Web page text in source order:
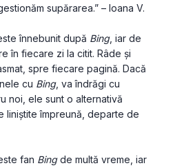
supărarea.” – Ioana V.
înnebunit după Bing, iar de
în fiecare zi la citit. Râde și
spre fiecare pagină. Dacă
cu Bing, va îndrăgi cu
noi, ele sunt o alternativă
liniștite împreună, departe de
fan Bing de multă vreme, iar